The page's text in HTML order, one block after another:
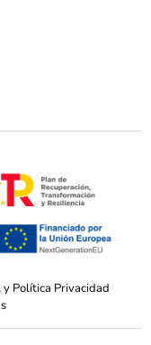
Política Privacidad